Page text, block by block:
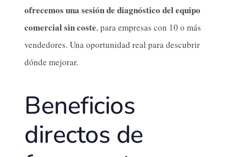
ofrecemos una sesión de diagnóstico del equipo
comercial sin coste, para empresas con 10 o más
vendedores. Una oportunidad real para descubrir
dónde mejorar.
Beneficios
directos de